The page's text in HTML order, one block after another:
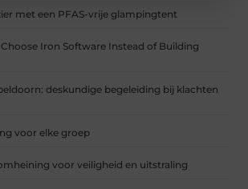
met een PFAS-vrije glampingtent
Iron Software Instead of Building
deskundige begeleiding bij klachten
voor elke groep
voor veiligheid en uitstraling